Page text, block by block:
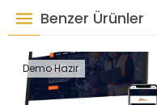
Benzer Ürünler
Demo Hazır